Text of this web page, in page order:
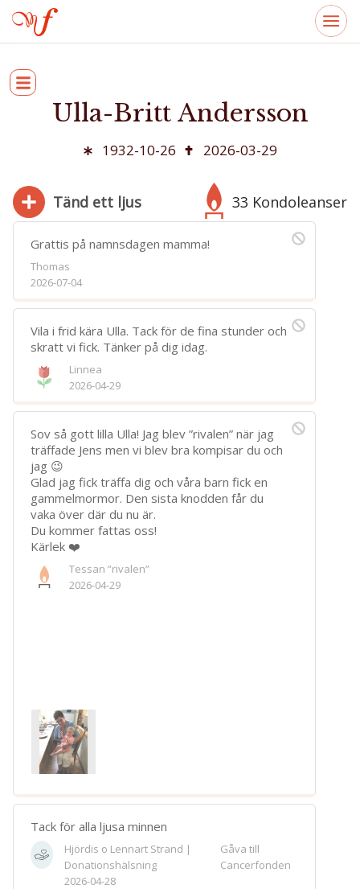
Ulla-Britt Andersson
1932-10-26 2026-03-29
Tänd ett ljus 33 Kondoleanser
Bifoga bild
Jag har läst och accepterar villkoren
Spara
Välj bakgrund Symbol
Grattis på namnsdagen mamma!
Thomas
2026-07-04
Vila i frid kära Ulla. Tack för de fina stunder och
skratt vi fick. Tänker på dig idag.
Linnea
2026-04-29
Sov så gott lilla Ulla! Jag blev ”rivalen” när jag
träffade Jens men vi blev bra kompisar du och
jag 😉
Glad jag fick träffa dig och våra barn fick en
gammelmormor. Den sista knodden får du
vaka över där du nu är.
Du kommer fattas oss!
Kärlek ❤️
Tessan ”rivalen”
2026-04-29
Tack för alla ljusa minnen
Hjördis o Lennart Strand |
Donationshälsning
2026-04-28
Gåva till
Cancerfonden